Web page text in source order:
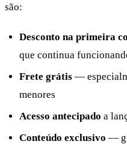
são:
Desconto na primeira
que continua
Frete grátis —
menores
Acesso antecipado a
Conteúdo exclusivo —